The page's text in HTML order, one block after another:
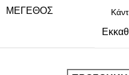
ΜΈΓΕΘΟΣ